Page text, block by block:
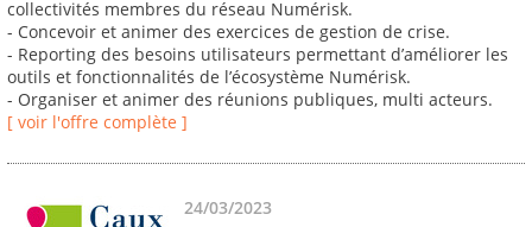
collectivités membres du réseau Numérisk.
- Concevoir et animer des exercices de gestion de crise.
- Reporting des besoins utilisateurs permettant d’améliorer les
outils et fonctionnalités de l’écosystème Numérisk.
- Organiser et animer des réunions publiques, multi acteurs.
[ voir l'offre complète ]
24/03/2023